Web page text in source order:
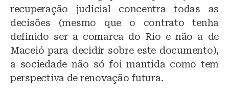
recuperação judicial concentra todas as
decisões (mesmo que o contrato tenha
definido ser a comarca do Rio e não a de
Maceió para decidir sobre este documento),
a sociedade não só foi mantida como tem
perspectiva de renovação futura.